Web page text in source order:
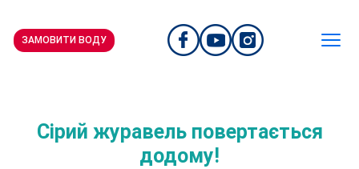
ЗАМОВИТИ ВОДУ
Сірий журавель повертається
додому!